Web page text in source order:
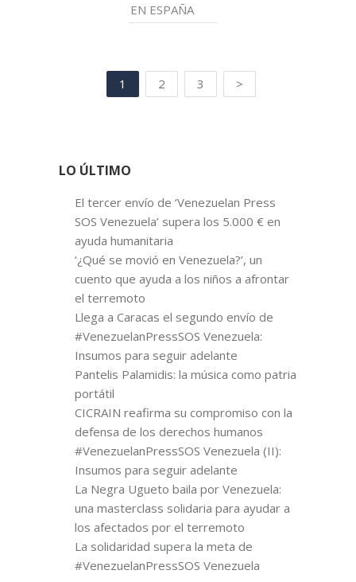
EN ESPAÑA
1 2 3 >
LO ÚLTIMO
El tercer envío de ‘Venezuelan Press
SOS Venezuela’ supera los 5.000 € en
ayuda humanitaria
‘¿Qué se movió en Venezuela?’, un
cuento que ayuda a los niños a afrontar
el terremoto
Llega a Caracas el segundo envío de
#VenezuelanPressSOS Venezuela:
Insumos para seguir adelante
Pantelis Palamidis: la música como patria
portátil
CICRAIN reafirma su compromiso con la
defensa de los derechos humanos
#VenezuelanPressSOS Venezuela (II):
Insumos para seguir adelante
La Negra Ugueto baila por Venezuela:
una masterclass solidaria para ayudar a
los afectados por el terremoto
La solidaridad supera la meta de
#VenezuelanPressSOS Venezuela